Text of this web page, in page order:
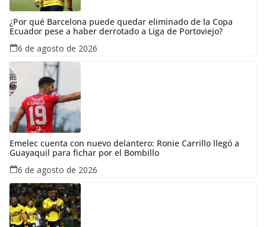
¿Por qué Barcelona puede quedar eliminado de la Copa
Ecuador pese a haber derrotado a Liga de Portoviejo?
6 de agosto de 2026
Emelec cuenta con nuevo delantero: Ronie Carrillo llegó a
Guayaquil para fichar por el Bombillo
6 de agosto de 2026